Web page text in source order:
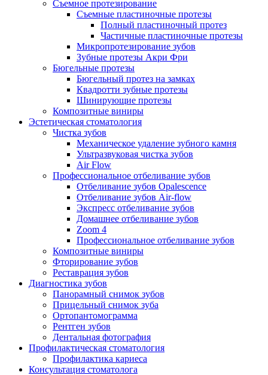
Съемное протезирование
Съемные пластиночные протезы
Полный пластиночный протез
Частичные пластиночные протезы
Микропротезирование зубов
Зубные протезы Акри Фри
Бюгельные протезы
Бюгельный протез на замках
Квадротти зубные протезы
Шинирующие протезы
Композитные виниры
Эстетическая стоматология
Чистка зубов
Механическое удаление зубного камня
Ультразвуковая чистка зубов
Air Flow
Профессиональное отбеливание зубов
Отбеливание зубов Opalescence
Отбеливание зубов Air-flow
Экспресс отбеливание зубов
Домашнее отбеливание зубов
Zoom 4
Профессиональное отбеливание зубов
Композитные виниры
Фторирование зубов
Реставрация зубов
Диагностика зубов
Панорамный снимок зубов
Прицельный снимок зуба
Ортопантомограмма
Рентген зубов
Дентальная фотография
Профилактическая стоматология
Профилактика кариеса
Консультация стоматолога